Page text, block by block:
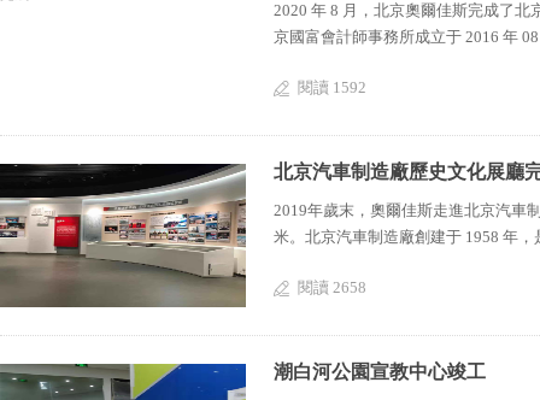
2020 年 8 月，北京奧爾佳斯完成了
京國富會計師事務所成立于 2016 年
閱讀 1592
北京汽車制造廠歷史文化展廳
2019年歲末，奧爾佳斯走進北京汽車
米。北京汽車制造廠創建于 1958 年
閱讀 2658
潮白河公園宣教中心竣工